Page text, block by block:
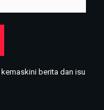
berita dan isu